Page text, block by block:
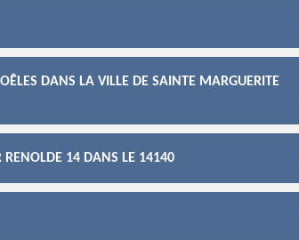
DANS LA VILLE DE SAINTE MARGUERITE
RENOLDE 14 DANS LE 14140